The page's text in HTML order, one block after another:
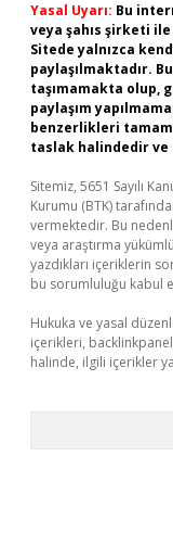
Yasal Uyarı: Bu
veya şahıs şirketi
Sitede yalnızca
paylaşılmaktadır.
taşımamakta olup,
paylaşım
benzerlikleri
taslak halindedir ve
Sitemiz, 5651 Sayılı
Kurumu (BTK)
vermektedir. Bu
veya araştırma
yazdıkları içeriklerin
bu sorumluluğu kabul
Hukuka ve yasal
içerikleri,
halinde, ilgili içerikler